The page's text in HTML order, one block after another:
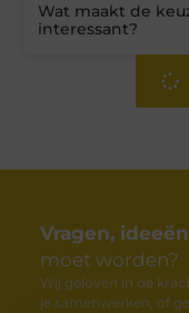
Wat maakt de
interessant?
Vragen,
moet worden?
Wij geloven in de
je samenwerken, of